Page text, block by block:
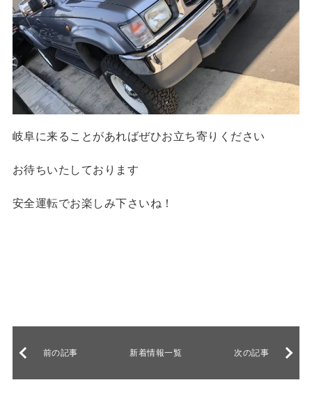
岐阜に来ることがあればぜひお立ち寄りください
お待ちいたしております
安全運転でお楽しみ下さいね！
前の記事 次の記事
新着情報一覧